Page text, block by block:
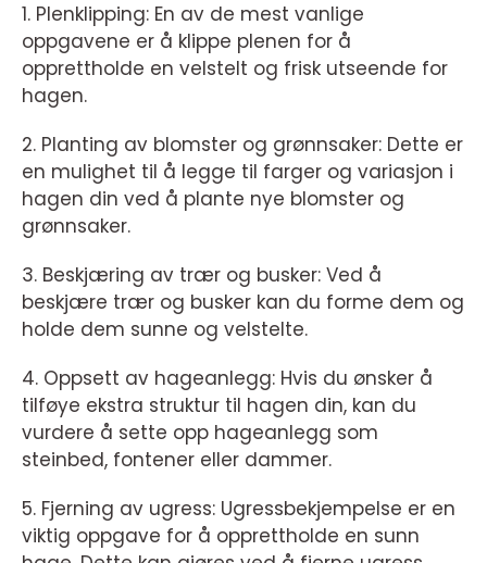
1. Plenklipping: En av de mest vanlige
oppgavene er å klippe plenen for å
opprettholde en velstelt og frisk utseende for
hagen.
2. Planting av blomster og grønnsaker: Dette er
en mulighet til å legge til farger og variasjon i
hagen din ved å plante nye blomster og
grønnsaker.
3. Beskjæring av trær og busker: Ved å
beskjære trær og busker kan du forme dem og
holde dem sunne og velstelte.
4. Oppsett av hageanlegg: Hvis du ønsker å
tilføye ekstra struktur til hagen din, kan du
vurdere å sette opp hageanlegg som
steinbed, fontener eller dammer.
5. Fjerning av ugress: Ugressbekjempelse er en
viktig oppgave for å opprettholde en sunn